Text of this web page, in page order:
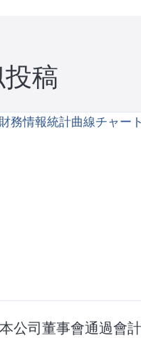
稿
公司董事會通過會